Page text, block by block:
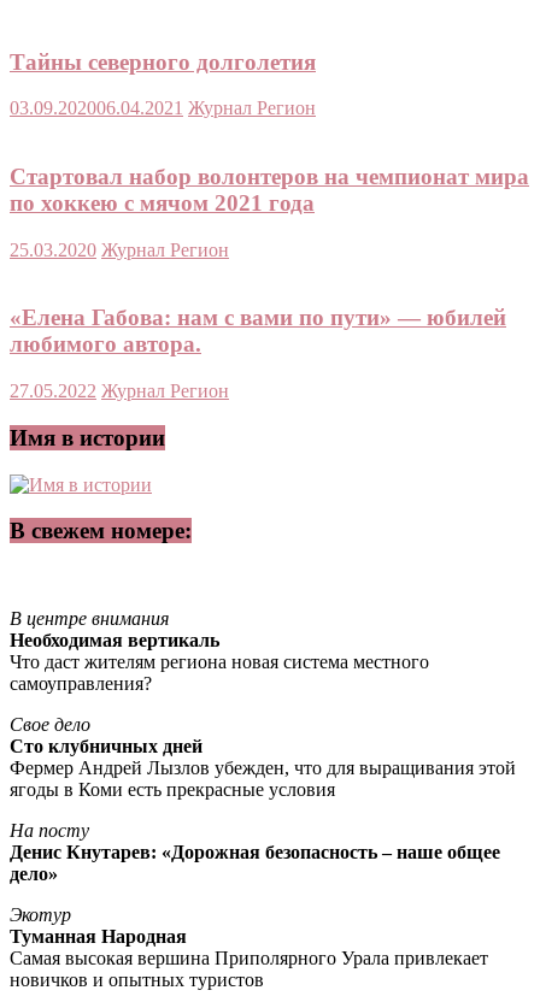
Тайны северного долголетия
03.09.202006.04.2021 Журнал Регион
Стартовал набор волонтеров на чемпионат мира
по хоккею с мячом 2021 года
25.03.2020 Журнал Регион
«Елена Габова: нам с вами по пути» — юбилей
любимого автора.
27.05.2022 Журнал Регион
Имя в истории
В свежем номере:
В центре внимания
Необходимая вертикаль
Что даст жителям региона новая система местного
самоуправления?
Свое дело
Сто клубничных дней
Фермер Андрей Лызлов убежден, что для выращивания этой
ягоды в Коми есть прекрасные условия
На посту
Денис Кнутарев: «Дорожная безопасность – наше общее
дело»
Экотур
Туманная Народная
Самая высокая вершина Приполярного Урала привлекает
новичков и опытных туристов